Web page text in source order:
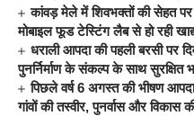
कांवड़ मेले में शिवभक्तों की सेहत
मोबाइल फूड टेस्टिंग लैब से हो रही
धराली आपदा की पहली बरसी पर
पुनर्निर्माण के संकल्प के साथ
पिछले वर्ष 6 अगस्त की भीषण
गांवों की तस्वीर, पुनर्वास और